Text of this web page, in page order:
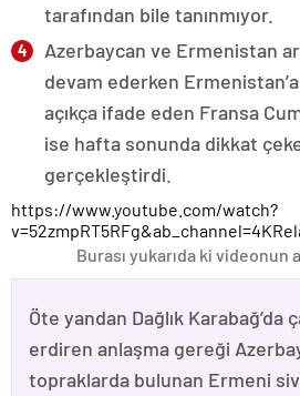
tarafından bile tanınmıyor.
Azerbaycan ve Ermenistan
devam ederken
açıkça ifade eden Fransa
ise hafta sonunda dikkat
gerçekleştirdi.
https://www.youtube.com/watch?
Burası yukarıda ki videonun
Öte yandan Dağlık Karabağ’da
erdiren anlaşma gereği
topraklarda bulunan Ermeni